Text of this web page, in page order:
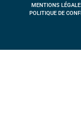
MENTIONS
POLITIQUE DE